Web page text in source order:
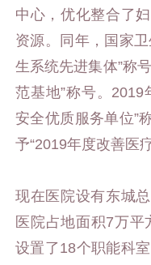
中心，优化整合了
资源。同年，国家
生系统先进集体”称
范基地”称号。2019
安全优质服务单位”
予“2019年度改善医
现在医院设有东城
医院占地面积7万平
设置了18个职能科